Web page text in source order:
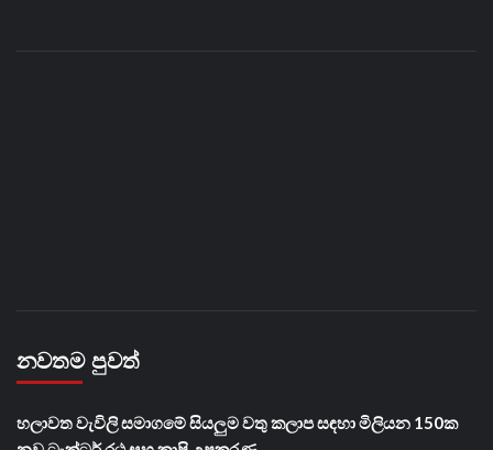
නවතම පුවත්
හලාවත වැවිලි සමාගමේ සියලුම වතු කලාප සඳහා මිලියන 150ක